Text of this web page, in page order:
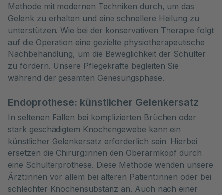
Methode mit modernen Techniken durch, um das
Gelenk zu erhalten und eine schnellere Heilung zu
unterstützen. Wie bei der konservativen Therapie folgt
auf die Operation eine gezielte physiotherapeutische
Nachbehandlung, um die Beweglichkeit der Schulter
zu fördern. Unsere Pflegekräfte begleiten Sie
während der gesamten Genesungsphase.
Endoprothese: künstlicher Gelenkersatz
In seltenen Fällen bei komplizierten Brüchen oder
stark geschädigtem Knochengewebe kann ein
künstlicher Gelenkersatz erforderlich sein. Hierbei
ersetzen die Chirurg:innen den Oberarmkopf durch
eine Schulterprothese. Diese Methode wenden unsere
Ärzt:innen vor allem bei älteren Patient:innen oder bei
schlechter Knochensubstanz an. Auch nach einer